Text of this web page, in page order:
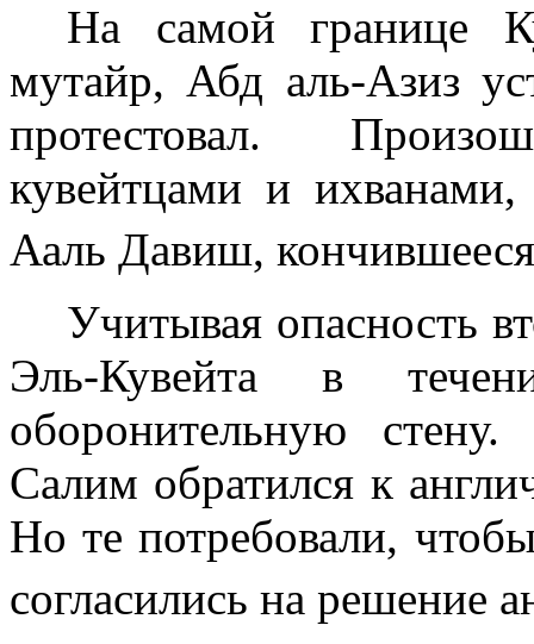
На самой границе
мутайр, Абд аль-Азиз
протестовал.
кувейтцами и
Ааль Давиш,
Учитывая опасность
Эль-Кувейта в
оборонительную
Салим обратился к
Но те потребовали,
согласились на решение